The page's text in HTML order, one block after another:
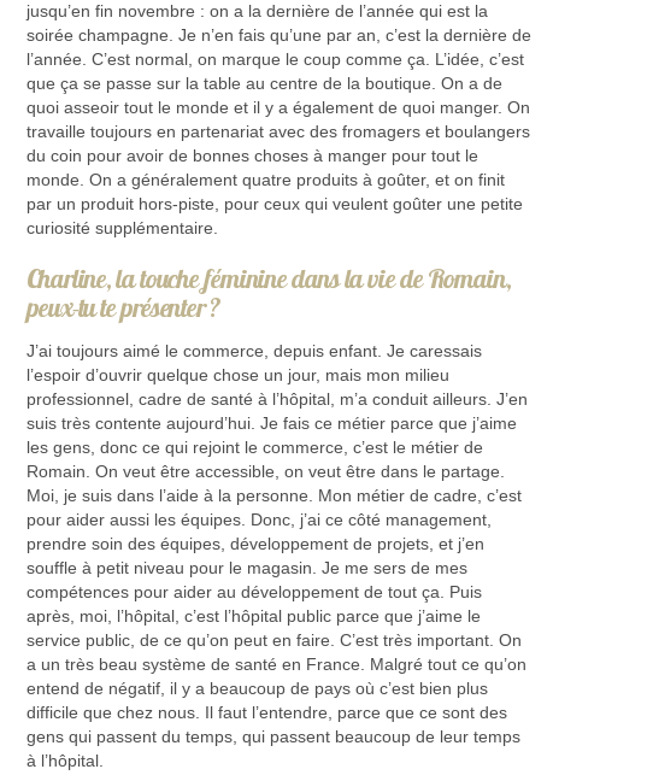
jusqu’en fin novembre : on a la dernière de l’année qui est la
soirée champagne. Je n’en fais qu’une par an, c’est la dernière de
l’année. C’est normal, on marque le coup comme ça. L’idée, c’est
que ça se passe sur la table au centre de la boutique. On a de
quoi asseoir tout le monde et il y a également de quoi manger. On
travaille toujours en partenariat avec des fromagers et boulangers
du coin pour avoir de bonnes choses à manger pour tout le
monde. On a généralement quatre produits à goûter, et on finit
par un produit hors-piste, pour ceux qui veulent goûter une petite
curiosité supplémentaire.
Charline, la touche féminine dans la vie de Romain,
peux-tu te présenter ?
J’ai toujours aimé le commerce, depuis enfant. Je caressais
l’espoir d’ouvrir quelque chose un jour, mais mon milieu
professionnel, cadre de santé à l’hôpital, m’a conduit ailleurs. J’en
suis très contente aujourd’hui. Je fais ce métier parce que j’aime
les gens, donc ce qui rejoint le commerce, c’est le métier de
Romain. On veut être accessible, on veut être dans le partage.
Moi, je suis dans l’aide à la personne. Mon métier de cadre, c’est
pour aider aussi les équipes. Donc, j’ai ce côté management,
prendre soin des équipes, développement de projets, et j’en
souffle à petit niveau pour le magasin. Je me sers de mes
compétences pour aider au développement de tout ça. Puis
après, moi, l’hôpital, c’est l’hôpital public parce que j’aime le
service public, de ce qu’on peut en faire. C’est très important. On
a un très beau système de santé en France. Malgré tout ce qu’on
entend de négatif, il y a beaucoup de pays où c’est bien plus
difficile que chez nous. Il faut l’entendre, parce que ce sont des
gens qui passent du temps, qui passent beaucoup de leur temps
à l’hôpital.